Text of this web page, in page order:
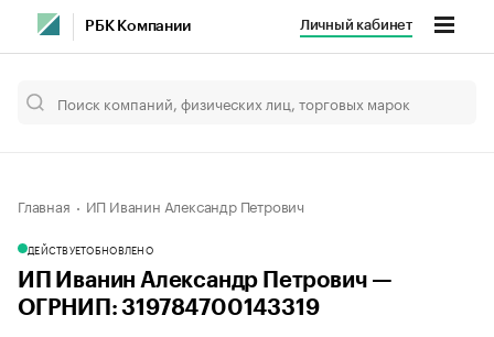
РБК Компании Личный кабинет
Главная ИП Иванин Александр Петрович
ДЕЙСТВУЕТОБНОВЛЕНО
ИП Иванин Александр Петрович —
ОГРНИП: 319784700143319